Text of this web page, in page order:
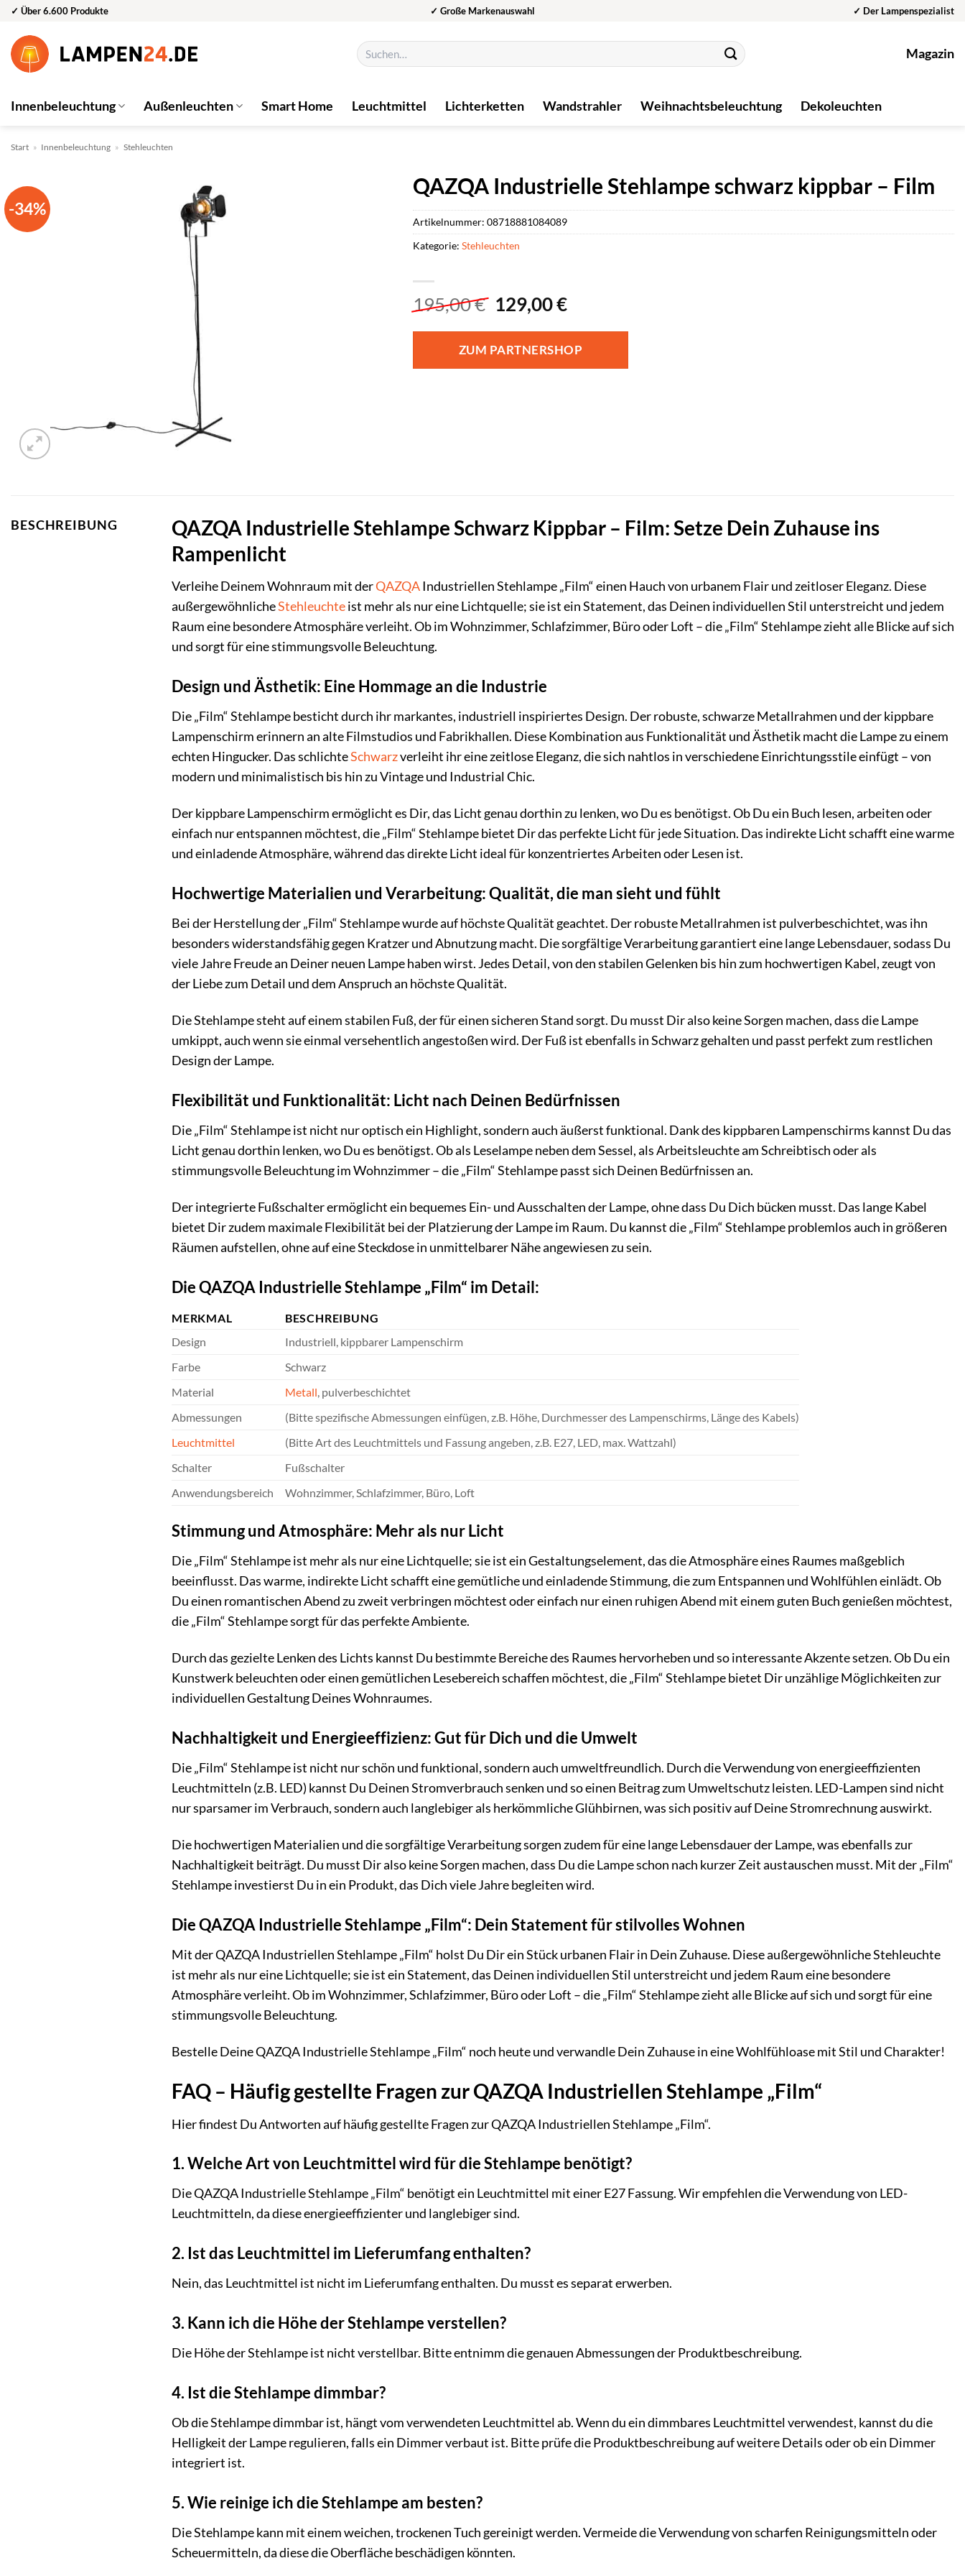
Zum
springen
✓ Über 6.600 Produkte ✓ Große Markenauswahl ✓ Der Lampenspezialist
Suchen
nach:
Magazin
Innenbeleuchtung Außenleuchten Smart Home Leuchtmittel Lichterketten Wandstrahler Weihnachtsbeleuchtung Dekoleuchten
Start » Innenbeleuchtung » Stehleuchten
-34%
QAZQA Industrielle Stehlampe schwarz kippbar – Film
195,00€ Ursprünglicher
war:
195,00 €
129,00€Aktueller
ist:
129,00 €.
ZUM PARTNERSHOP
Artikelnummer: 08718881084089
Kategorie: Stehleuchten
BESCHREIBUNG
QAZQA Industrielle Stehlampe Schwarz Kippbar – Film: Setze Dein Zuhause ins
Rampenlicht
Verleihe Deinem Wohnraum mit derQAZQAIndustriellen Stehlampe „Film“ einen Hauch von urbanem Flair und zeitloser Eleganz. Diese
außergewöhnlicheStehleuchteist mehr als nur eine Lichtquelle; sie ist ein Statement, das Deinen individuellen Stil unterstreicht und jedem
Raum eine besondere Atmosphäre verleiht. Ob im Wohnzimmer, Schlafzimmer, Büro oder Loft – die „Film“ Stehlampe zieht alle Blicke auf sich
und sorgt für eine stimmungsvolle Beleuchtung.
Design und Ästhetik: Eine Hommage an die Industrie
Die „Film“ Stehlampe besticht durch ihr markantes, industriell inspiriertes Design. Der robuste, schwarze Metallrahmen und der kippbare
Lampenschirm erinnern an alte Filmstudios und Fabrikhallen. Diese Kombination aus Funktionalität und Ästhetik macht die Lampe zu einem
echten Hingucker. Das schlichteSchwarzverleiht ihr eine zeitlose Eleganz, die sich nahtlos in verschiedene Einrichtungsstile einfügt – von
modern und minimalistisch bis hin zu Vintage und Industrial Chic.
Der kippbare Lampenschirm ermöglicht es Dir, das Licht genau dorthin zu lenken, wo Du es benötigst. Ob Du ein Buch lesen, arbeiten oder
einfach nur entspannen möchtest, die „Film“ Stehlampe bietet Dir das perfekte Licht für jede Situation. Das indirekte Licht schafft eine warme
und einladende Atmosphäre, während das direkte Licht ideal für konzentriertes Arbeiten oder Lesen ist.
Hochwertige Materialien und Verarbeitung: Qualität, die man sieht und fühlt
Bei der Herstellung der „Film“ Stehlampe wurde auf höchste Qualität geachtet. Der robuste Metallrahmen ist pulverbeschichtet, was ihn
besonders widerstandsfähig gegen Kratzer und Abnutzung macht. Die sorgfältige Verarbeitung garantiert eine lange Lebensdauer, sodass Du
viele Jahre Freude an Deiner neuen Lampe haben wirst. Jedes Detail, von den stabilen Gelenken bis hin zum hochwertigen Kabel, zeugt von
der Liebe zum Detail und dem Anspruch an höchste Qualität.
Die Stehlampe steht auf einem stabilen Fuß, der für einen sicheren Stand sorgt. Du musst Dir also keine Sorgen machen, dass die Lampe
umkippt, auch wenn sie einmal versehentlich angestoßen wird. Der Fuß ist ebenfalls in Schwarz gehalten und passt perfekt zum restlichen
Design der Lampe.
Flexibilität und Funktionalität: Licht nach Deinen Bedürfnissen
Die „Film“ Stehlampe ist nicht nur optisch ein Highlight, sondern auch äußerst funktional. Dank des kippbaren Lampenschirms kannst Du das
Licht genau dorthin lenken, wo Du es benötigst. Ob als Leselampe neben dem Sessel, als Arbeitsleuchte am Schreibtisch oder als
stimmungsvolle Beleuchtung im Wohnzimmer – die „Film“ Stehlampe passt sich Deinen Bedürfnissen an.
Der integrierte Fußschalter ermöglicht ein bequemes Ein- und Ausschalten der Lampe, ohne dass Du Dich bücken musst. Das lange Kabel
bietet Dir zudem maximale Flexibilität bei der Platzierung der Lampe im Raum. Du kannst die „Film“ Stehlampe problemlos auch in größeren
Räumen aufstellen, ohne auf eine Steckdose in unmittelbarer Nähe angewiesen zu sein.
Die QAZQA Industrielle Stehlampe „Film“ im Detail:
MERKMAL
BESCHREIBUNG
Design
Industriell, kippbarer Lampenschirm
Farbe
Schwarz
Material
Metall , pulverbeschichtet
Abmessungen
(Bitte spezifische Abmessungen einfügen, z.B. Höhe, Durchmesser des Lampenschirms, Länge des Kabels)
Leuchtmittel
(Bitte Art des Leuchtmittels und Fassung angeben, z.B. E27, LED, max. Wattzahl)
Schalter
Fußschalter
Anwendungsbereich
Wohnzimmer, Schlafzimmer, Büro, Loft
Stimmung und Atmosphäre: Mehr als nur Licht
Die „Film“ Stehlampe ist mehr als nur eine Lichtquelle; sie ist ein Gestaltungselement, das die Atmosphäre eines Raumes maßgeblich
beeinflusst. Das warme, indirekte Licht schafft eine gemütliche und einladende Stimmung, die zum Entspannen und Wohlfühlen einlädt. Ob
Du einen romantischen Abend zu zweit verbringen möchtest oder einfach nur einen ruhigen Abend mit einem guten Buch genießen möchtest,
die „Film“ Stehlampe sorgt für das perfekte Ambiente.
Durch das gezielte Lenken des Lichts kannst Du bestimmte Bereiche des Raumes hervorheben und so interessante Akzente setzen. Ob Du ein
Kunstwerk beleuchten oder einen gemütlichen Lesebereich schaffen möchtest, die „Film“ Stehlampe bietet Dir unzählige Möglichkeiten zur
individuellen Gestaltung Deines Wohnraumes.
Nachhaltigkeit und Energieeffizienz: Gut für Dich und die Umwelt
Die „Film“ Stehlampe ist nicht nur schön und funktional, sondern auch umweltfreundlich. Durch die Verwendung von energieeffizienten
Leuchtmitteln (z.B. LED) kannst Du Deinen Stromverbrauch senken und so einen Beitrag zum Umweltschutz leisten. LED-Lampen sind nicht
nur sparsamer im Verbrauch, sondern auch langlebiger als herkömmliche Glühbirnen, was sich positiv auf Deine Stromrechnung auswirkt.
Die hochwertigen Materialien und die sorgfältige Verarbeitung sorgen zudem für eine lange Lebensdauer der Lampe, was ebenfalls zur
Nachhaltigkeit beiträgt. Du musst Dir also keine Sorgen machen, dass Du die Lampe schon nach kurzer Zeit austauschen musst. Mit der „Film“
Stehlampe investierst Du in ein Produkt, das Dich viele Jahre begleiten wird.
Die QAZQA Industrielle Stehlampe „Film“: Dein Statement für stilvolles Wohnen
Mit der QAZQA Industriellen Stehlampe „Film“ holst Du Dir ein Stück urbanen Flair in Dein Zuhause. Diese außergewöhnliche Stehleuchte
ist mehr als nur eine Lichtquelle; sie ist ein Statement, das Deinen individuellen Stil unterstreicht und jedem Raum eine besondere
Atmosphäre verleiht. Ob im Wohnzimmer, Schlafzimmer, Büro oder Loft – die „Film“ Stehlampe zieht alle Blicke auf sich und sorgt für eine
stimmungsvolle Beleuchtung.
Bestelle Deine QAZQA Industrielle Stehlampe „Film“ noch heute und verwandle Dein Zuhause in eine Wohlfühloase mit Stil und Charakter!
FAQ – Häufig gestellte Fragen zur QAZQA Industriellen Stehlampe „Film“
Hier findest Du Antworten auf häufig gestellte Fragen zur QAZQA Industriellen Stehlampe „Film“.
1. Welche Art von Leuchtmittel wird für die Stehlampe benötigt?
Die QAZQA Industrielle Stehlampe „Film“ benötigt ein Leuchtmittel mit einer E27 Fassung. Wir empfehlen die Verwendung von LED-
Leuchtmitteln, da diese energieeffizienter und langlebiger sind.
2. Ist das Leuchtmittel im Lieferumfang enthalten?
Nein, das Leuchtmittel ist nicht im Lieferumfang enthalten. Du musst es separat erwerben.
3. Kann ich die Höhe der Stehlampe verstellen?
Die Höhe der Stehlampe ist nicht verstellbar. Bitte entnimm die genauen Abmessungen der Produktbeschreibung.
4. Ist die Stehlampe dimmbar?
Ob die Stehlampe dimmbar ist, hängt vom verwendeten Leuchtmittel ab. Wenn du ein dimmbares Leuchtmittel verwendest, kannst du die
Helligkeit der Lampe regulieren, falls ein Dimmer verbaut ist. Bitte prüfe die Produktbeschreibung auf weitere Details oder ob ein Dimmer
integriert ist.
5. Wie reinige ich die Stehlampe am besten?
Die Stehlampe kann mit einem weichen, trockenen Tuch gereinigt werden. Vermeide die Verwendung von scharfen Reinigungsmitteln oder
Scheuermitteln, da diese die Oberfläche beschädigen könnten.